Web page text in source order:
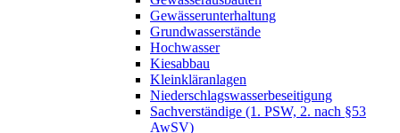
Gewässerunterhaltung
Grundwasserstände
Hochwasser
Kiesabbau
Kleinkläranlagen
Niederschlagswasserbeseitigung
Sachverständige (1. PSW, 2. nach §53
AwSV)